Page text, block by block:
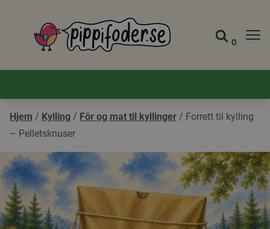
Pippifoder logo Gå til
Vis
0
Hjem / Kylling / Fôr og mat til kyllinger / Forrett til kylling
– Pelletsknuser